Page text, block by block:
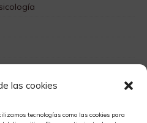
las cookies
tecnologías como las cookies para